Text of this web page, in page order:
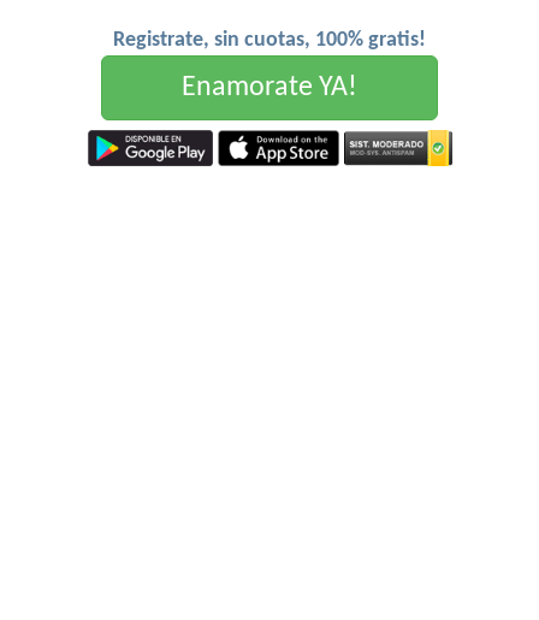
Registrate, sin cuotas, 100% gratis!
Enamorate YA!